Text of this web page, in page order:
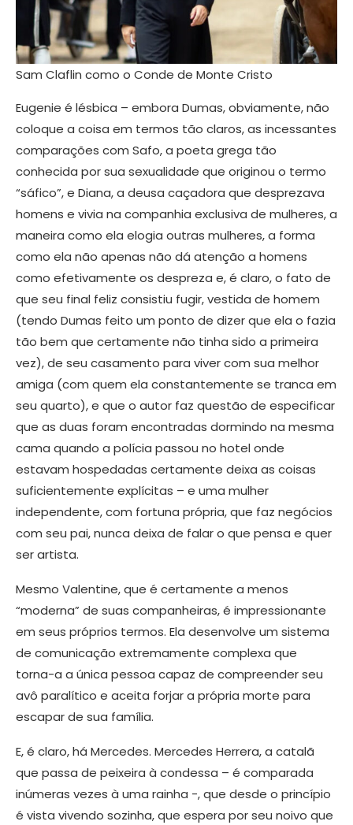
Sam Claflin como o Conde de Monte Cristo
Eugenie é lésbica – embora Dumas, obviamente, não
coloque a coisa em termos tão claros, as incessantes
comparações com Safo, a poeta grega tão
conhecida por sua sexualidade que originou o termo
“sáfico”, e Diana, a deusa caçadora que desprezava
homens e vivia na companhia exclusiva de mulheres, a
maneira como ela elogia outras mulheres, a forma
como ela não apenas não dá atenção a homens
como efetivamente os despreza e, é claro, o fato de
que seu final feliz consistiu fugir, vestida de homem
(tendo Dumas feito um ponto de dizer que ela o fazia
tão bem que certamente não tinha sido a primeira
vez), de seu casamento para viver com sua melhor
amiga (com quem ela constantemente se tranca em
seu quarto), e que o autor faz questão de especificar
que as duas foram encontradas dormindo na mesma
cama quando a polícia passou no hotel onde
estavam hospedadas certamente deixa as coisas
suficientemente explícitas – e uma mulher
independente, com fortuna própria, que faz negócios
com seu pai, nunca deixa de falar o que pensa e quer
ser artista.
Mesmo Valentine, que é certamente a menos
“moderna” de suas companheiras, é impressionante
em seus próprios termos. Ela desenvolve um sistema
de comunicação extremamente complexa que
torna-a a única pessoa capaz de compreender seu
avô paralítico e aceita forjar a própria morte para
escapar de sua família.
​E, é claro, há Mercedes. Mercedes Herrera, a catalã
que passa de peixeira à condessa – é comparada
inúmeras vezes à uma rainha -, que desde o princípio
é vista vivendo sozinha, que espera por seu noivo que